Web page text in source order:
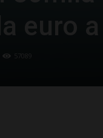
euro
57089